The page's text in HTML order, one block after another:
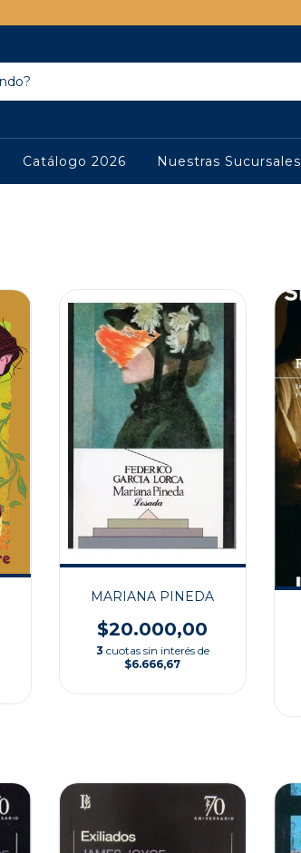
Catálogo 2026 Nuestras Sucursales
MARIANA PINEDA
$20.000,00
3 cuotas sin interés de
$6.666,67